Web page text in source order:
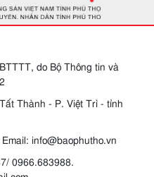
do Bộ Thông tin và
Thành - P. Việt Trì - tỉnh
Email: info@baophutho.vn
0966.683988.